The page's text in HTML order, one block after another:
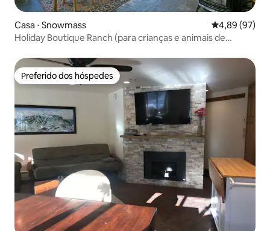
Casa ⋅ Snowmass 4,89 de uma
4,89 (97)
Holiday Boutique Ranch (para crianças e animais de
Preferido dos hóspedes
Preferido dos hóspedes